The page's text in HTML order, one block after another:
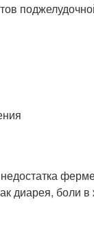
диарея, боли в